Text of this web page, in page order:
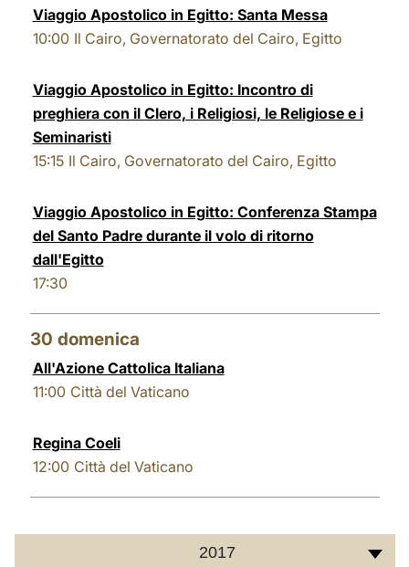
Viaggio Apostolico in Egitto: Santa Messa
10:00 Il Cairo, Governatorato del Cairo, Egitto
Viaggio Apostolico in Egitto: Incontro di
preghiera con il Clero, i Religiosi, le Religiose e i
Seminaristi
15:15 Il Cairo, Governatorato del Cairo, Egitto
Viaggio Apostolico in Egitto: Conferenza Stampa
del Santo Padre durante il volo di ritorno
dall'Egitto
17:30
30 domenica
All'Azione Cattolica Italiana
11:00 Città del Vaticano
Regina Coeli
12:00 Città del Vaticano
2017